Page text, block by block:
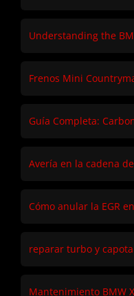
Understanding the
Frenos Mini
Guía Completa:
Avería en la cadena
Cómo anular la EGR
reparar turbo y
Mantenimiento BMW